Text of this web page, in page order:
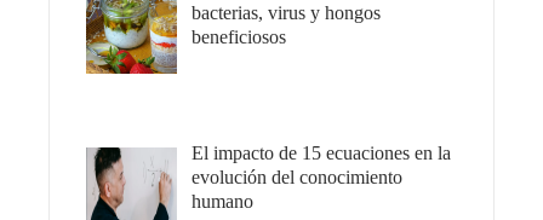
bacterias, virus y hongos
beneficiosos
El impacto de 15 ecuaciones en la
evolución del conocimiento
humano